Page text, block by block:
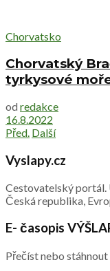
Chorvatsko
Chorvatský
tyrkysové
od redakce
16.8.2022
Před. Další
Vyslapy.cz
Cestovatelský portál.
Česká republika,
E- časopis
Přečíst nebo